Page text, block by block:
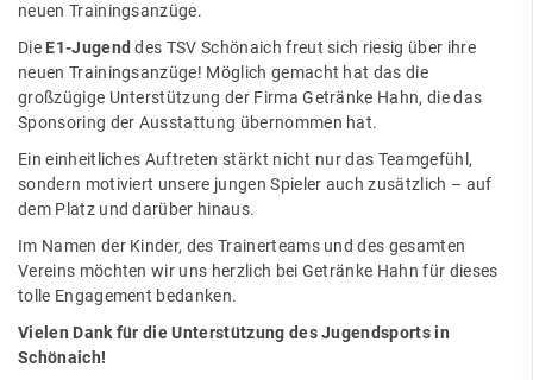
neuen Trainingsanzüge.
Die E1-Jugenddes TSV Schönaich freut sich riesig über ihre
neuen Trainingsanzüge! Möglich gemacht hat das die
großzügige Unterstützung der Firma Getränke Hahn, die das
Sponsoring der Ausstattung übernommen hat.
Ein einheitliches Auftreten stärkt nicht nur das Teamgefühl,
sondern motiviert unsere jungen Spieler auch zusätzlich – auf
dem Platz und darüber hinaus.
Im Namen der Kinder, des Trainerteams und des gesamten
Vereins möchten wir uns herzlich bei Getränke Hahn für dieses
tolle Engagement bedanken.
Vielen Dank für die Unterstützung des Jugendsports in
Schönaich!